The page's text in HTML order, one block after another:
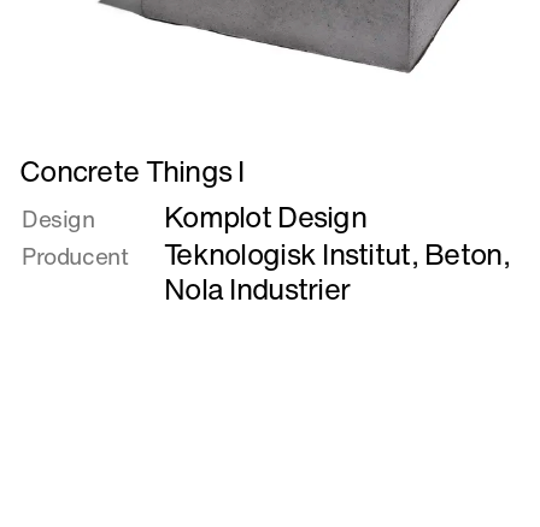
Læs
mere
om
Concrete
Things
Concrete Things I
Design Komplot Design
Producent Teknologisk Institut, Beton,
Nola Industrier